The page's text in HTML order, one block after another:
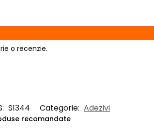
o recenzie.
S1344 Categorie: Adezivi
recomandate